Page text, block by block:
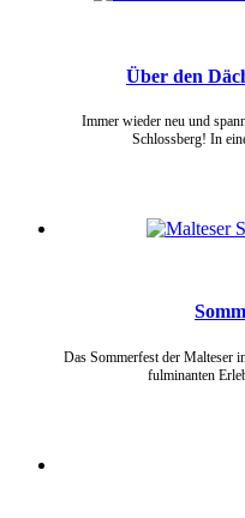
Über den
Immer wieder neu und
Schlossberg! In
Das Sommerfest der Malteser
fulminanten